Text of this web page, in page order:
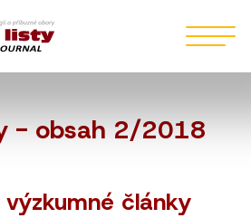
- obsah 2/2018
výzkumné články